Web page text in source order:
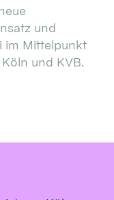
und
im Mittelpunkt
und KVB.